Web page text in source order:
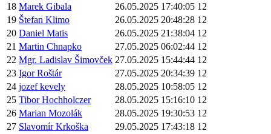
18 Marek Gibala 26.05.2025 17:40:05 12
19 Štefan Klimo 26.05.2025 20:48:28 12
20 Daniel Matis 26.05.2025 21:38:04 12
21 Martin Chnapko 27.05.2025 06:02:44 12
22 Mgr. Ladislav Šimovček 27.05.2025 15:44:44 12
23 Igor Roštár 27.05.2025 20:34:39 12
24 jozef kevely 28.05.2025 10:58:05 12
25 Tibor Hochholczer 28.05.2025 15:16:10 12
26 Marian Mozolák 28.05.2025 19:30:53 12
27 Slavomír Krkoška 29.05.2025 17:43:18 12